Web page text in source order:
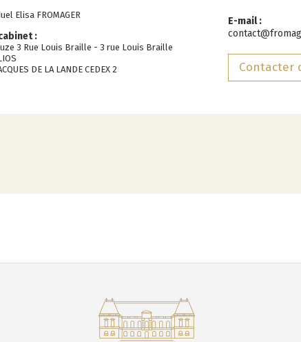
Elisa FROMAGER
:
3 Rue Louis Braille - 3 rue Louis Braille
DE LA LANDE CEDEX 2
E-mail :
Contacter